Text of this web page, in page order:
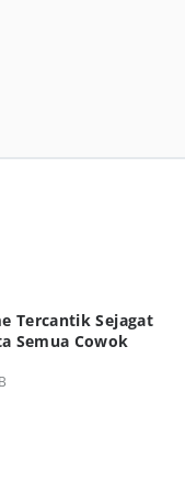
Tercantik Sejagat
Semua Cowok